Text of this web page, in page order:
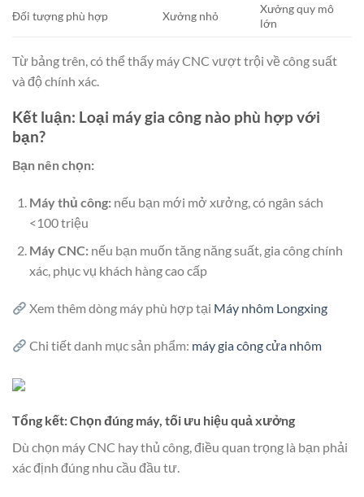
Đối tượng phù hợp Xưởng nhỏ
Xưởng quy mô
lớn
Từ bảng trên, có thể thấy máy CNC vượt trội về công suất
và độ chính xác.
Kết luận: Loại máy gia công nào phù hợp với
bạn?
Bạn nên chọn:
Máy thủ công:nếu bạn mới mở xưởng, có ngân sách
<100 triệu
Máy CNC:nếu bạn muốn tăng năng suất, gia công chính
xác, phục vụ khách hàng cao cấp
Xem thêm dòng máy phù hợp tại Máy nhôm Longxing
Chi tiết danh mục sản phẩm: máy gia công cửa nhôm
Tổng kết: Chọn đúng máy, tối ưu hiệu quả xưởng
Dù chọn máy CNC hay thủ công, điều quan trọng là bạn phải
xác định đúng nhu cầu đầu tư.